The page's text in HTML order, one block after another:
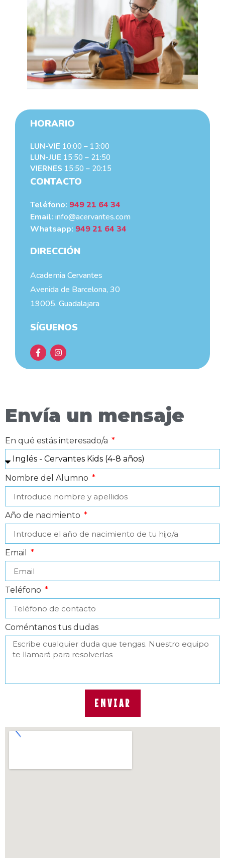
HORARIO
LUN-VIE 10:00 – 13:00
LUN-JUE 15:50 – 21:50
VIERNES 15:50 – 20:15
CONTACTO
Teléfono: 949 21 64 34
Email: info@acervantes.com
Whatsapp: 949 21 64 34
DIRECCIÓN
Academia Cervantes
Avenida de Barcelona, 30
19005. Guadalajara
SÍGUENOS
Envía un mensaje
En qué estás interesado/a
Nombre del Alumno
Año de nacimiento
Email
Teléfono
Coméntanos tus dudas
ENVIAR